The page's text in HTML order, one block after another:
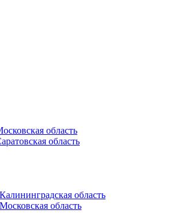
область
область
область
область